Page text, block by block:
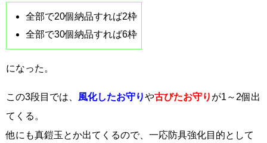
全部で20個納品すれば2枠
全部で30個納品すれば6枠
になった。
この3段目では、 風化したお守りや古びたお守り が1～2個出
てくる。
他にも真鎧玉とか出てくるので、一応防具強化目的として